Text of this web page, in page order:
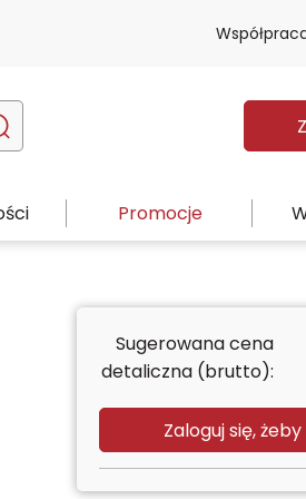
Promocje
Sugerowana cena
detaliczna (brutto):
Zaloguj się,